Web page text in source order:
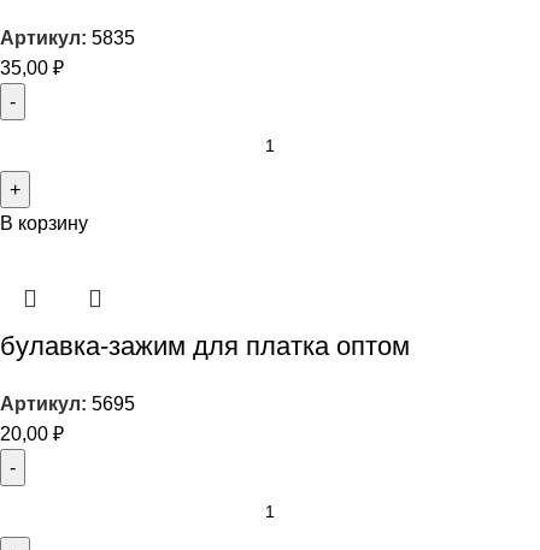
Артикул: 5835
35,00 ₽
В корзину
булавка-зажим для платка оптом
Артикул: 5695
20,00 ₽